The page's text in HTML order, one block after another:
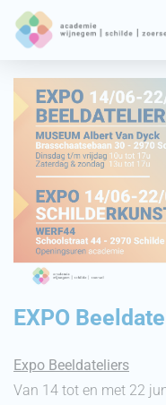
EXPO
Expo Beeldateliers
Van 14 tot en met 22